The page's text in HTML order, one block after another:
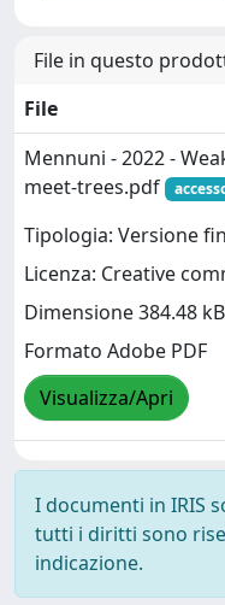
File in questo
File
Mennuni - 2022 -
meet-trees.pdf
Tipologia: Versione
Licenza: Creative
Dimensione 384.48 kB
Formato Adobe PDF
Visualizza/Apri
I documenti in IRIS
tutti i diritti sono
indicazione.